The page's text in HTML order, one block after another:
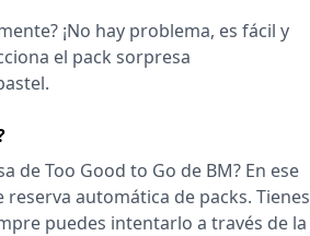
¡No hay problema, es fácil y
el pack sorpresa
de Too Good to Go de BM? En ese
automática de packs. Tienes
puedes intentarlo a través de la